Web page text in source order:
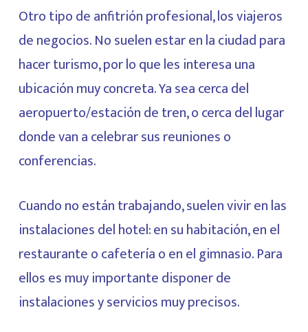
Otro tipo de anfitrión profesional, los viajeros
de negocios. No suelen estar en la ciudad para
hacer turismo, por lo que les interesa una
ubicación muy concreta. Ya sea cerca del
aeropuerto/estación de tren, o cerca del lugar
donde van a celebrar sus reuniones o
conferencias.
Cuando no están trabajando, suelen vivir en las
instalaciones del hotel: en su habitación, en el
restaurante o cafetería o en el gimnasio. Para
ellos es muy importante disponer de
instalaciones y servicios muy precisos.